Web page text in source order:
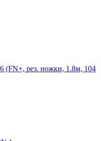
(FN+, рез. ножки, 1.8м, 104